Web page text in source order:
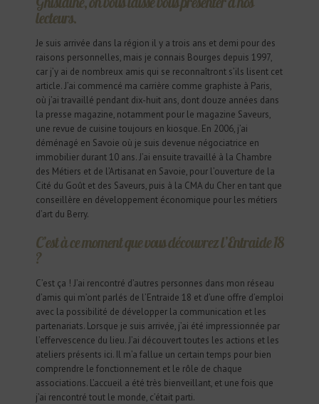
lecteurs.
Je suis arrivée dans la région il y a trois ans et demi pour des
raisons personnelles, mais je connais Bourges depuis 1997,
car j’y ai de nombreux amis qui se reconnaîtront s’ils lisent cet
article. J’ai commencé ma carrière comme graphiste à Paris,
où j’ai travaillé pendant dix-huit ans, dont douze années dans
la presse magazine, notamment pour le magazine Saveurs,
une revue de cuisine toujours en kiosque. En 2006, j’ai
déménagé en Savoie où je suis devenue négociatrice en
immobilier durant 10 ans. J’ai ensuite travaillé à la Chambre
des Métiers et de l’Artisanat en Savoie, pour l’ouverture de la
Cité du Goût et des Saveurs, puis à la CMA du Cher en tant que
conseillère en développement économique pour les métiers
d’art du Berry.
C’est à ce moment que vous découvrez l’Entraide 18
?
C’est ça ! J’ai rencontré d’autres personnes dans mon réseau
d’amis qui m’ont parlés de l’Entraide 18 et d’une offre d’emploi
avec la possibilité de développer la communication et les
partenariats. Lorsque je suis arrivée, j’ai été impressionnée par
l’effervescence du lieu. J’ai découvert toutes les actions et les
ateliers présents ici. Il m’a fallue un certain temps pour bien
comprendre le fonctionnement et le rôle de chaque
associations. L’accueil a été très bienveillant, et une fois que
j’ai rencontré tout le monde, c’était parti.